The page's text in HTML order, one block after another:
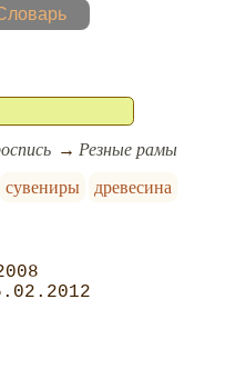
Резные рамы
сувениры
древесина